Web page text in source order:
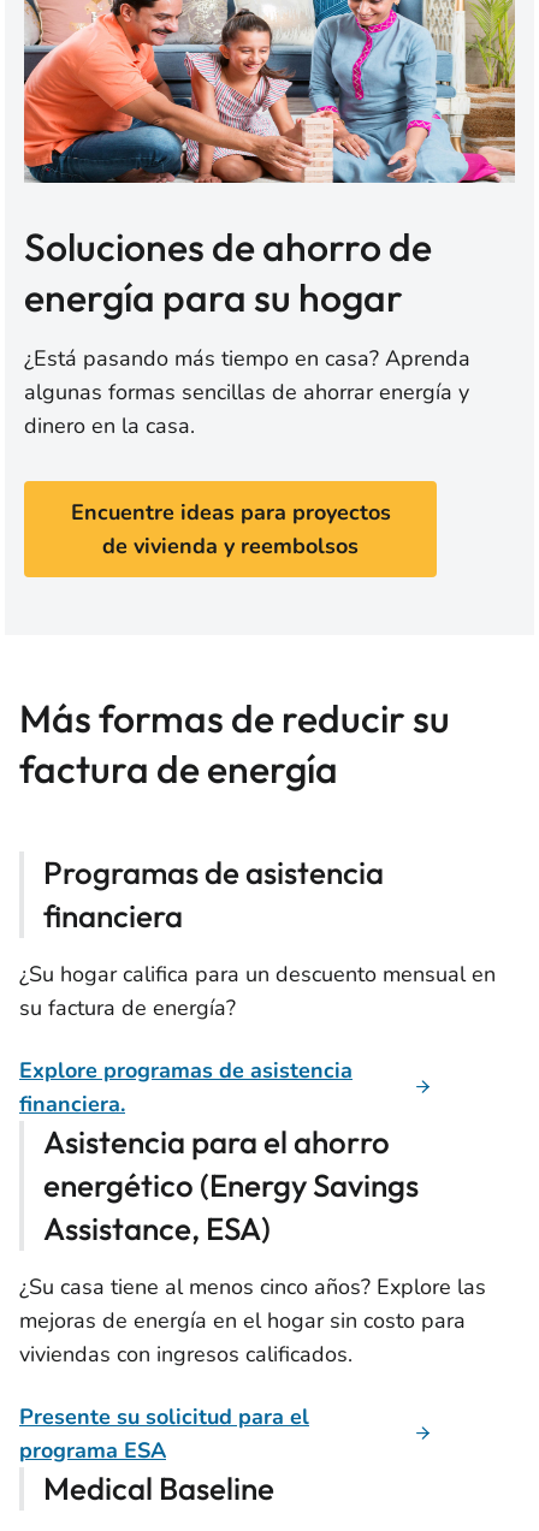
Soluciones de ahorro de
energía para su hogar
¿Está pasando más tiempo en casa? Aprenda
algunas formas sencillas de ahorrar energía y
dinero en la casa.
Encuentre ideas para proyectos
de vivienda y reembolsos
Más formas de reducir su
factura de energía
Programas de asistencia
financiera
¿Su hogar califica para un descuento mensual en
su factura de energía?
Explore programas de asistencia
financiera.
Asistencia para el ahorro
energético (Energy Savings
Assistance, ESA)
¿Su casa tiene al menos cinco años? Explore las
mejoras de energía en el hogar sin costo para
viviendas con ingresos calificados.
Presente su solicitud para el
programa ESA
Medical Baseline